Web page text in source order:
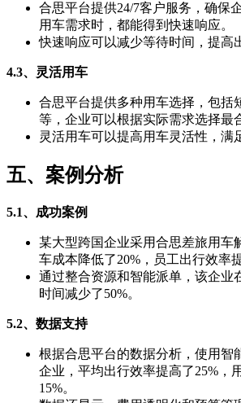
合思平台提供24/7客户服务，确保
用车需求时，都能得到快速响应。
快速响应可以减少等待时间，提高
4.3、灵活用车
合思平台提供多种用车选择，包括
等，企业可以根据实际需求选择最
灵活用车可以提高用车灵活性，满
五、案例分析
5.1、成功案例
某大型跨国企业采用合思差旅用车
车成本降低了20%，员工出行效率
通过整合资源和智能派单，该企业
时间减少了50%。
5.2、数据支持
根据合思平台的数据分析，使用智
企业，平均出行效率提高了25%，
15%。